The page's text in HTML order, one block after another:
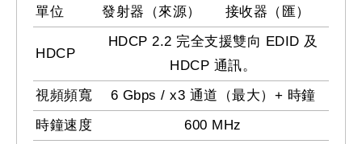
單位 發射器（來源） 接收器（匯）
HDCP
HDCP 2.2 完全支援雙向 EDID 及
HDCP 通訊。
視頻頻寬
6 Gbps / x3 通道（最大）+ 時鐘
時鐘速度
600 MHz